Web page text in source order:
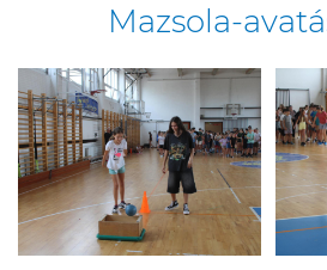
Mazsola-